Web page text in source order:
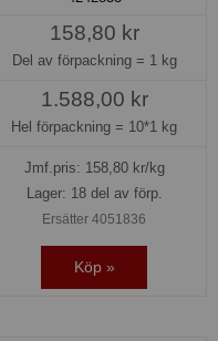
158,80 kr
Del av förpackning = 1 kg
1.588,00 kr
Hel förpackning = 10*1 kg
Jmf.pris: 158,80kr/kg
Lager: 18 del av förp.
Ersätter 4051836
Köp »